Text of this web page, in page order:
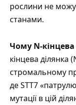
рослини не
станами.
Чому N-
кінцева ділянка
стромальному
де STT7
мутації в цій